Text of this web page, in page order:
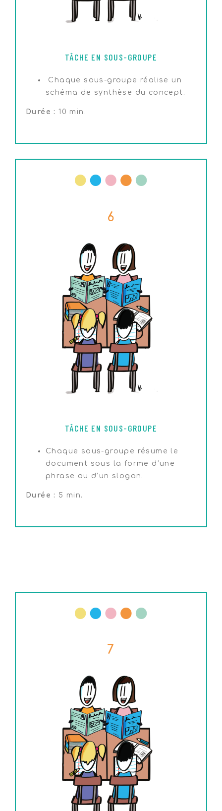
TÂCHE EN SOUS-GROUPE
Chaque sous-groupe réalise un
schéma de synthèse du concept.
Durée : 10 min.
6
TÂCHE EN SOUS-GROUPE
Chaque sous-groupe résume le
document sous la forme d’une
phrase ou d’un slogan.
Durée : 5 min.
7